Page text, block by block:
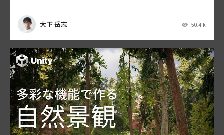
大下 岳志 50.4 k